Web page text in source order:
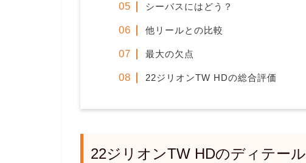
シーバスにはどう？
他リールとの比較
最大の欠点
22ジリオンTW HDの総合評価
22ジリオンTW HDのディテール